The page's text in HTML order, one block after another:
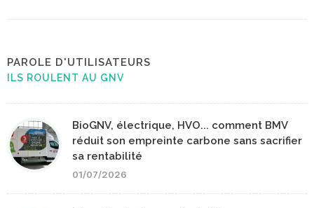
PAROLE D'UTILISATEURS
ILS ROULENT AU GNV
BioGNV, électrique, HVO... comment BMV
réduit son empreinte carbone sans sacrifier
sa rentabilité
01/07/2026